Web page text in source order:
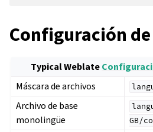
Configuración
Typical Weblate
Máscara de archivos
Archivo de base
monolingüe
GB/